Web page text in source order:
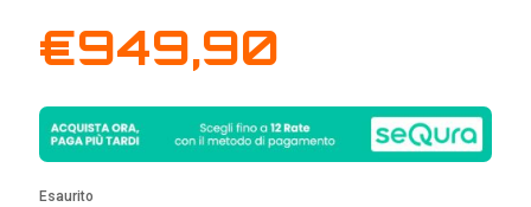
€949,90
Esaurito